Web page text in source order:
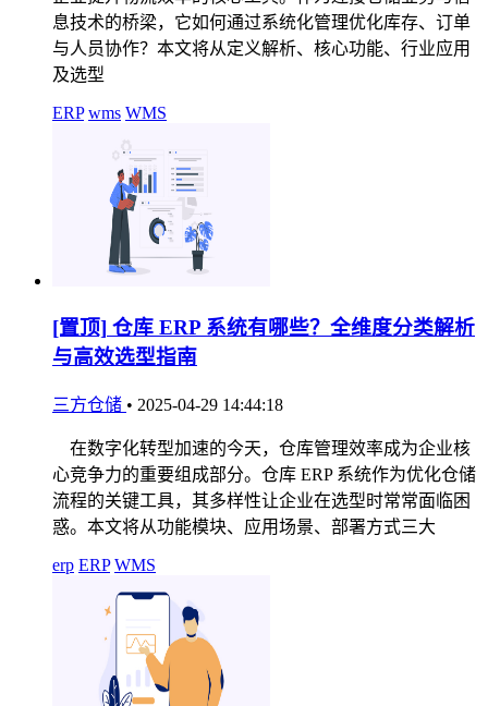
息技术的桥梁，它如何通过系统化管理优化库存、订单
与人员协作？本文将从定义解析、核心功能、行业应用
及选型
ERP wms WMS
[置顶] 仓库 ERP 系统有哪些？全维度分类解析
与高效选型指南
三方仓储 • 2025-04-29 14:44:18
在数字化转型加速的今天，仓库管理效率成为企业核
心竞争力的重要组成部分。仓库 ERP 系统作为优化仓储
流程的关键工具，其多样性让企业在选型时常常面临困
惑。本文将从功能模块、应用场景、部署方式三大
erp ERP WMS